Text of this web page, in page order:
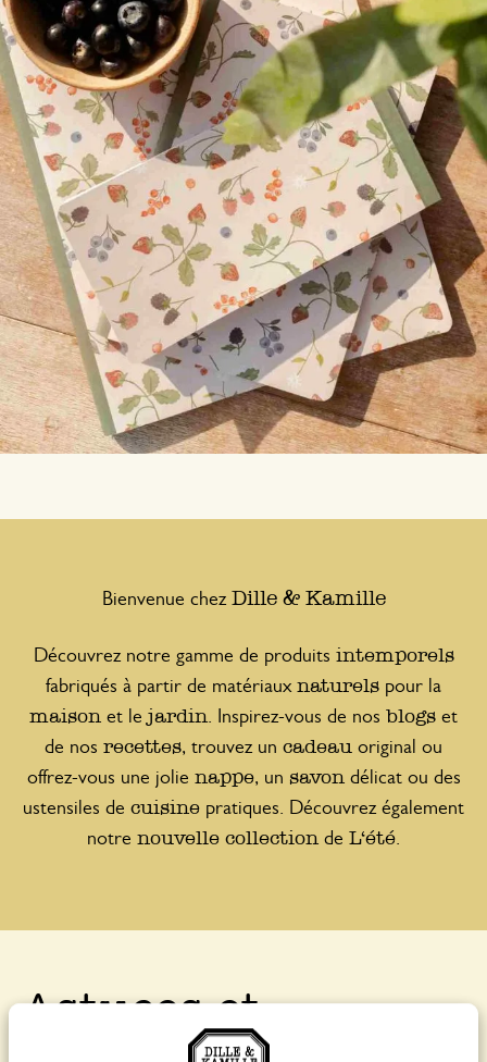
Bienvenue chezDille & Kamille
Découvrez notre gamme de produits intemporels
fabriqués à partir de matériaux naturels pour la
maison et le jardin . Inspirez-vous de nos blogs et
de nos recettes, trouvez un cadeau original ou
offrez-vous une jolie nappe, un savon délicat ou des
ustensiles de cuisine pratiques. Découvrez également
notre nouvelle collection de L‘été
Astuces et